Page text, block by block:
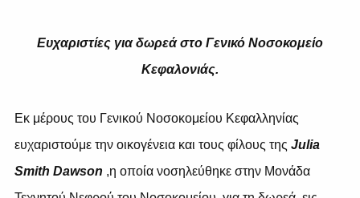
Ευχαριστίες για δωρεά στο Γενικό Νοσοκομείο
Κεφαλονιάς.
Εκ μέρους του Γενικού Νοσοκομείου Κεφαλληνίας
ευχαριστούμε την οικογένεια και τους φίλους της Julia
Smith Dawson ,η οποία νοσηλεύθηκε στην Μονάδα